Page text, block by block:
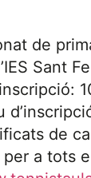
de
Sant
de
a tots